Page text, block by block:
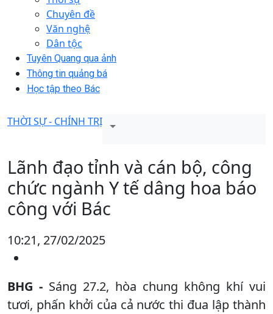
Chuyên đề
Văn nghệ
Dân tộc
Tuyên Quang qua ảnh
Thông tin quảng bá
Học tập theo Bác
THỜI SỰ - CHÍNH TRỊ
Lãnh đạo tỉnh và cán bộ, công
chức ngành Y tế dâng hoa báo
công với Bác
10:21, 27/02/2025
BHG - Sáng 27.2, hòa chung không khí vui
tươi, phấn khởi của cả nước thi đua lập thành